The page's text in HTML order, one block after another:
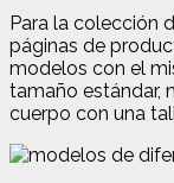
Para la colección
páginas de
modelos con el
tamaño estándar,
cuerpo con una